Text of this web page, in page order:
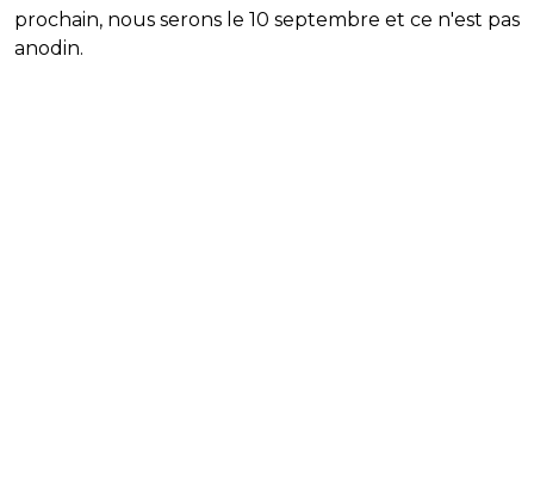
prochain, nous serons le 10 septembre et ce n'est pas
anodin.